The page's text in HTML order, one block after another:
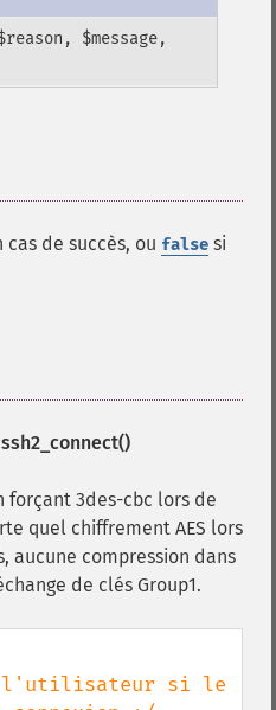
$message,
de succès, ou false si
ssh2_connect()
forçant 3des-cbc lors de
quel chiffrement AES lors
aucune compression dans
de clés Group1.
l'utilisateur si le